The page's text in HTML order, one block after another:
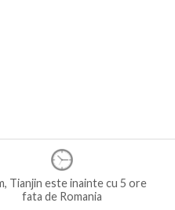
Tianjin este inainte cu 5 ore
fata de Romania